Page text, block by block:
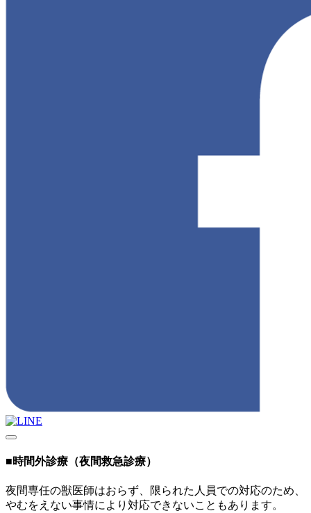
■時間外診療（夜間救急診療）
夜間専任の獣医師はおらず、限られた人員での対応のため、
やむをえない事情により対応できないこともあります。